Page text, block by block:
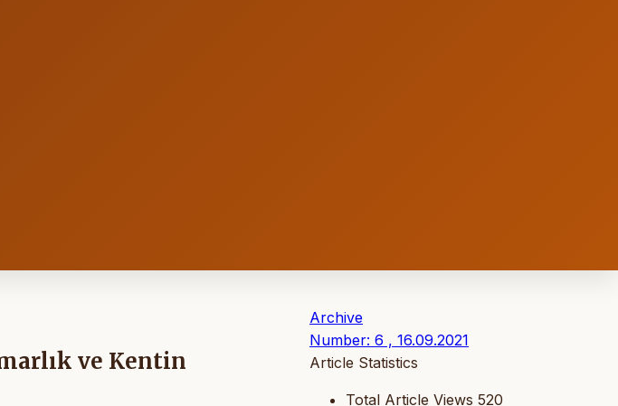
ve Kentin
Archive
Number: 6 , 16.09.2021
Article Statistics
Total Article Views 520